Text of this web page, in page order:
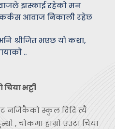
झस्काई रहेको मन
आवाज निकाली रहेछ
श्रीजित भएछ यो कथा,
..
भट्टी
नजिकैको स्कुल दिदि त्यै
, चोकमा हाम्रो एउटा चिया